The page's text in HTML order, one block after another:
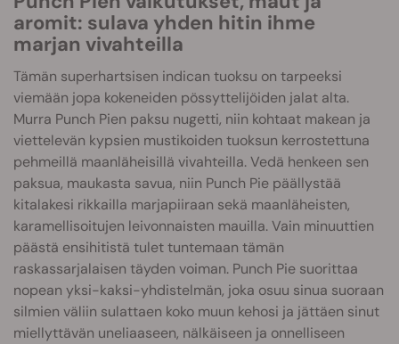
aromit: sulava yhden hitin ihme
marjan vivahteilla
Tämän superhartsisen indican tuoksu on tarpeeksi
viemään jopa kokeneiden pössyttelijöiden jalat alta.
Murra Punch Pien paksu nugetti, niin kohtaat makean ja
viettelevän kypsien mustikoiden tuoksun kerrostettuna
pehmeillä maanläheisillä vivahteilla. Vedä henkeen sen
paksua, maukasta savua, niin Punch Pie päällystää
kitalakesi rikkailla marjapiiraan sekä maanläheisten,
karamellisoitujen leivonnaisten mauilla. Vain minuuttien
päästä ensihitistä tulet tuntemaan tämän
raskassarjalaisen täyden voiman. Punch Pie suorittaa
nopean yksi-kaksi-yhdistelmän, joka osuu sinua suoraan
silmien väliin sulattaen koko muun kehosi ja jättäen sinut
miellyttävän uneliaaseen, nälkäiseen ja onnelliseen